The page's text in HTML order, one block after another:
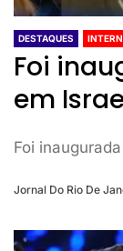
DESTAQUES
Foi
em
Foi
Jornal Do Rio De